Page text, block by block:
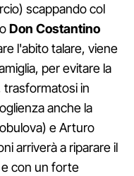
scappando col
Don Costantino
l'abito talare, viene
per evitare la
trasformatosi in
anche la
e Arturo
arriverà a riparare il
con un forte